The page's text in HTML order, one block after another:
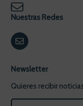
Nuestras Redes
Newsletter
Quieres recibir